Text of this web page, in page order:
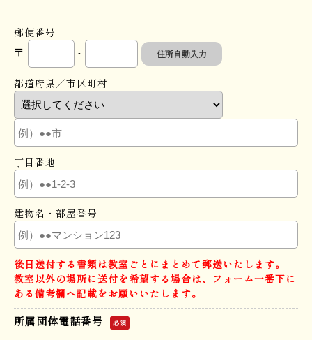
郵便番号
〒
- 住所自動入力
都道府県／市区町村
丁目番地
建物名・部屋番号
後日送付する書類は教室ごとにまとめて郵送いたします。
教室以外の場所に送付を希望する場合は、フォーム一番下に
ある備考欄へ記載をお願いいたします。
所属団体電話番号 必須